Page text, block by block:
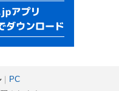
｜
PC